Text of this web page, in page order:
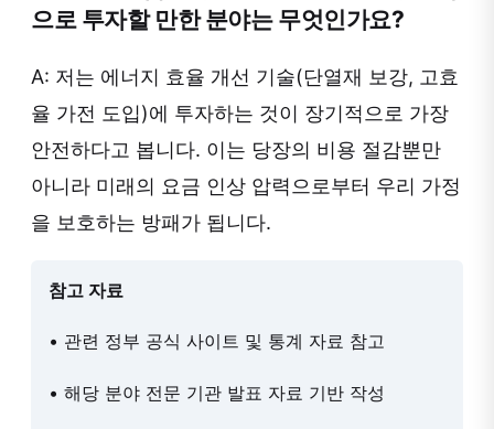
으로 투자할 만한 분야는 무엇인가요?
A: 저는 에너지 효율 개선 기술(단열재 보강, 고효
율 가전 도입)에 투자하는 것이 장기적으로 가장
안전하다고 봅니다. 이는 당장의 비용 절감뿐만
아니라 미래의 요금 인상 압력으로부터 우리 가정
을 보호하는 방패가 됩니다.
참고 자료
• 관련 정부 공식 사이트 및 통계 자료 참고
• 해당 분야 전문 기관 발표 자료 기반 작성